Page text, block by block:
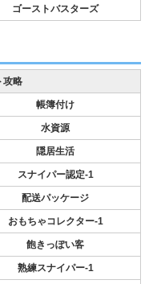
ゴーストバスターズ
攻略
帳簿付け
水資源
隠居生活
スナイパー認定-1
配送パッケージ
おもちゃコレクター-1
飽きっぽい客
熟練スナイパー-1